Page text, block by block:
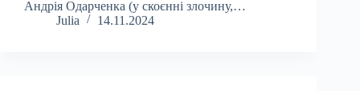
Андрія Одарченка (у скоєнні злочину,…
Julia
14.11.2024